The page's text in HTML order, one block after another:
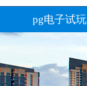
pg电子试玩